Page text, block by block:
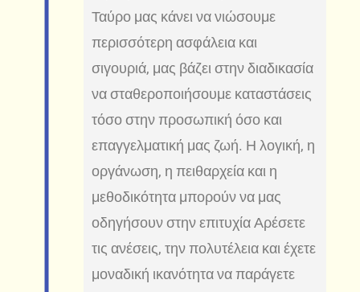
Ταύρο μας κάνει να νιώσουμε
περισσότερη ασφάλεια και
σιγουριά, μας βάζει στην διαδικασία
να σταθεροποιήσουμε καταστάσεις
τόσο στην προσωπική όσο και
επαγγελματική μας ζωή. Η λογική, η
οργάνωση, η πειθαρχεία και η
μεθοδικότητα μπορούν να μας
οδηγήσουν στην επιτυχία Αρέσετε
τις ανέσεις, την πολυτέλεια και έχετε
μοναδική ικανότητα να παράγετε